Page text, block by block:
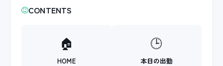
CONTENTS
🏠
HOME
🕒
本日の出勤